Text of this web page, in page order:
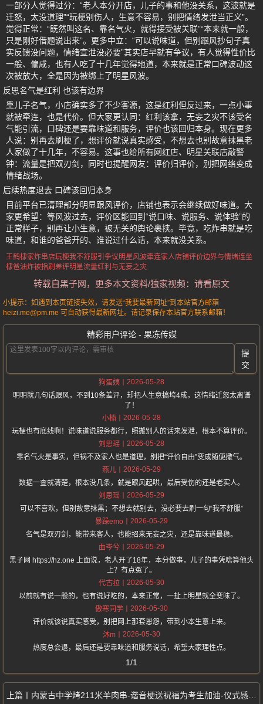
一部分人觉得过分：“老人本分开店，儿子的事和他没关系，这波就是
迁怒，太没道理”“玩梗别伤人，生意不容易，别把情绪发泄当正义”。
觉得正常：“既然叫这名、靠名气火，就得接受被关联”“本来就一般，
只是刚好借题说出来”。更多中立：“可以说味道，但别跟风抄句子真
实反馈没问题，情绪宣泄没必要”其实店早就有争议，有人觉得性价比
一般、偏咸，也有人吃了十几年觉得地道，本来就是正常口碑波动这
次被放大，全是因为被绑上了明星风波。
反思名气是红利 也该有边界
靠儿子名气，小店确实多了不少客源，这是红利但反过来，一点小事
就被牵连，也是代价。但大家更认同：红利该拿，无妄之灾不该受名
气能引流，口碑还是要靠味道和服务，评价也该回归本身。现在更多
人说：别再去刷梗了，想评价就说真实感受，不想去也别故意抹黑老
人家做了十几年，不容易。这事也给所有网红店、明星关联店敲警
钟：流量是把双刃剑，同时也提醒网友：评价归评价，别把网络变成
情绪战场。
后续热度退去 口碑该回归本身
目前平台已清理部分明显跟风评价，店铺也表示会继续做好味道。大
家更希望：等风波过去，评价区能回到“说口味、说服务、说体验”的
正常样子，别再让小生意，被无关的舆论裹挟。毕竟，吃炸串就是吃
味道，和谁的爸爸开的、谁说过什么话，本来就没关系。
王鹤棣家炸串店玩梗我不舒服引争议明星风波牵连家人店铺评价边界与情绪连坐
棣爸油炸被指刷差评明星流量红利与无妄之灾
转载自黑子网，更多本文资料/独家视频：请看原文
小提示：如遇到本页链接失效，请发送“我要最新网址”到本站官方邮箱
heizi.me@pm.me 可自动获得最新网址。请记录保存本站官方联系邮箱！
精彩用户评论 - 果冻传媒
提
交
狗蛋姨
2026-05-28
明明就几句话跟风，不到10条差评，却把人生意搞垮4成，这情绪迁怒太离谱
了！
小楠
2026-05-28
玩梗也有底线啊！说味道说服务都行，照搬别人的话来发泄，根本不算评价。
刘思瑶
2026-05-28
靠名气火是事实，但祸不及家人也是道理，别把“评价自由”变成随便撒气。
燕儿
2026-05-29
数据一查就清楚，根本没几条，就是跟风起哄，最后受伤的还是老实人。
刘思瑶
2026-05-29
可以不喜欢，但别故意抹黑；不想去就别去，没必要去刷一句“我不舒服”
暴躁emo
2026-05-29
名气是双刃剑，能带来客人，也能招来无妄之灾，还是靠味道最稳。
曲岑兮
2026-05-29
黑子网 https://hz.one 上面说，老人开了18年，本分做事，儿子的事凭啥算他头
上？有点冤了。
代古拉
2026-05-30
以前就有说一般的，也有说好吃的，本来正常，一扯上明星就全变味了。
傲寒同学
2026-05-30
评价就该说真实感受，别把网上那套恩怨，带到小本生意上来。
沐m
2026-05-30
热度总会退，最后还是要靠味道和服务说话，希望大家理性点。
1/1
内蒙古中学烤211米羊肉串-谐音梗送祝福为考生加油-仪式感拉满